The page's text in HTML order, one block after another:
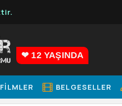
❤ 12 YAŞINDA
FILMLER BELGESELLER